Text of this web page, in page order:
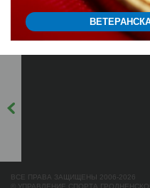
ВСЕ ПРАВА ЗАЩИЩЕНЫ 2006-2026
© УПРАВЛЕНИЕ СПОРТА